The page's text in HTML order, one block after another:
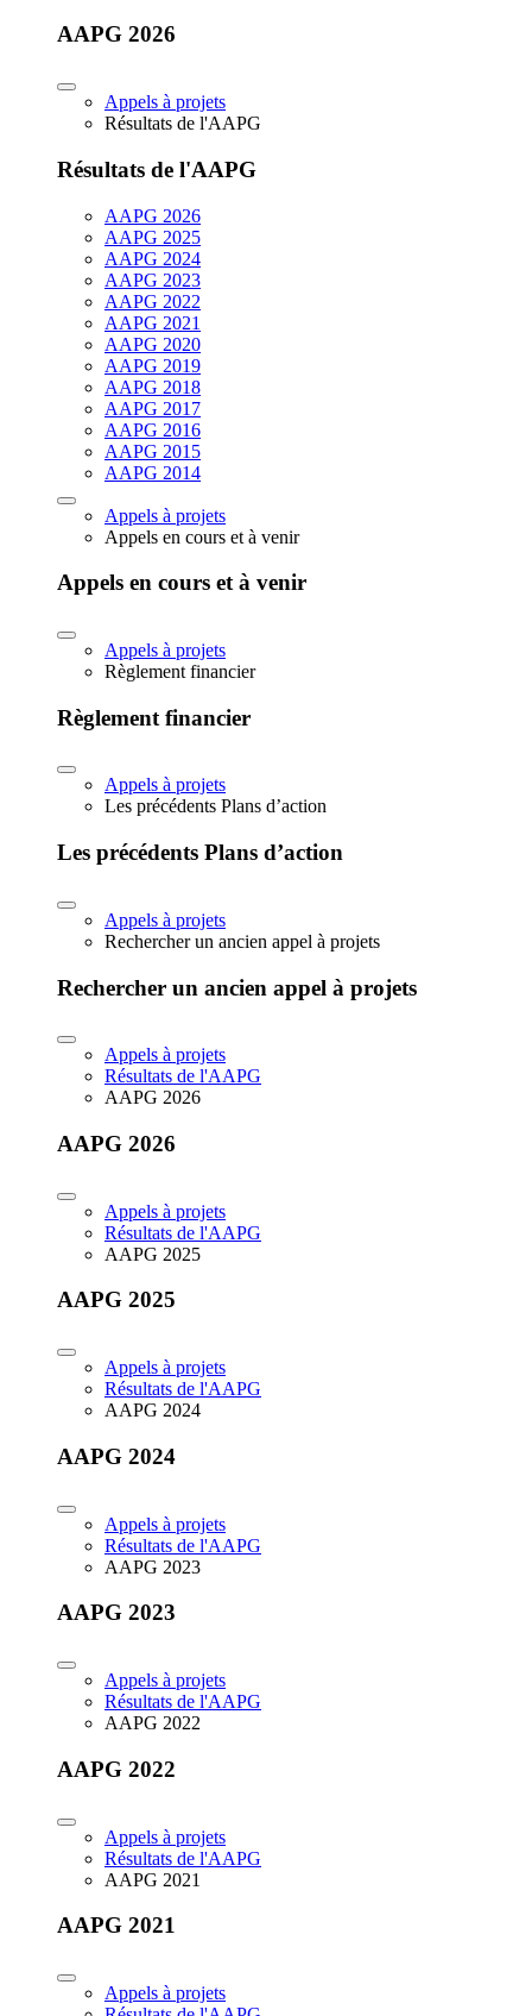
AAPG 2026
Appels à projets
Résultats de l'AAPG
Résultats de l'AAPG
AAPG 2026
AAPG 2025
AAPG 2024
AAPG 2023
AAPG 2022
AAPG 2021
AAPG 2020
AAPG 2019
AAPG 2018
AAPG 2017
AAPG 2016
AAPG 2015
AAPG 2014
Appels à projets
Appels en cours et à venir
Appels en cours et à venir
Appels à projets
Règlement financier
Règlement financier
Appels à projets
Les précédents Plans d’action
Les précédents Plans d’action
Appels à projets
Rechercher un ancien appel à projets
Rechercher un ancien appel à projets
Appels à projets
Résultats de l'AAPG
AAPG 2026
AAPG 2026
Appels à projets
Résultats de l'AAPG
AAPG 2025
AAPG 2025
Appels à projets
Résultats de l'AAPG
AAPG 2024
AAPG 2024
Appels à projets
Résultats de l'AAPG
AAPG 2023
AAPG 2023
Appels à projets
Résultats de l'AAPG
AAPG 2022
AAPG 2022
Appels à projets
Résultats de l'AAPG
AAPG 2021
AAPG 2021
Appels à projets